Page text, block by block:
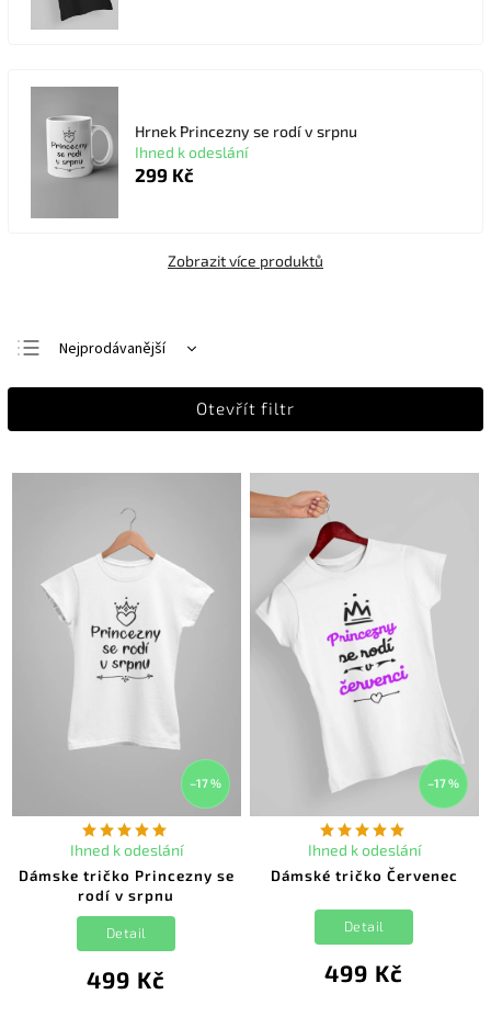
Hrnek Princezny se rodí v srpnu
Ihned k odeslání
299 Kč
Zobrazit více produktů
Nejlevnější
Nejprodávanější
Otevřít filtr
–17 %
Dámske tričko Princezny se
rodí v srpnu
Ihned k odeslání
499 Kč
Detail
–17 %
Dámské tričko Červenec
Ihned k odeslání
499 Kč
Detail